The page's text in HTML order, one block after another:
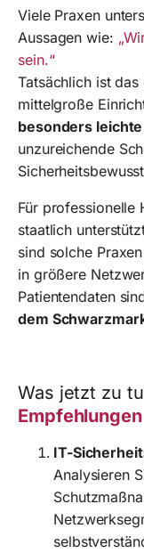
Viele Praxen
Aussagen wie:
sein.“
Tatsächlich ist
mittelgroße
besonders
unzureichende
Für professionelle
staatlich
sind solche
in größere
Patientendaten
dem
Was jetzt zu
Empfehlungen
IT-
Analysieren